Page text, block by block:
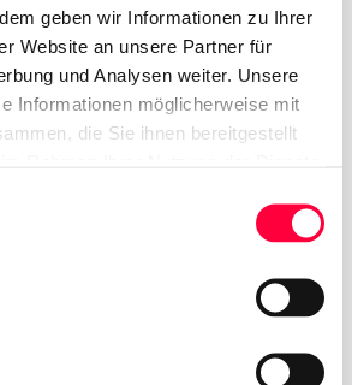
geben wir Informationen zu Ihrer
Website an unsere Partner für
und Analysen weiter. Unsere
Informationen möglicherweise mit
die Sie ihnen bereitgestellt
Webseite weiterhin nutzen.
über den aktuellen Status.
Anrufverteilung können Sie
anschließend alsBedingung
Anrufflüsse zu steuern.